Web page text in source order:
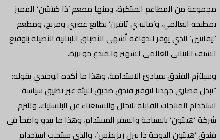
مجموعة من المطاعم المبتكرة، ومنها مطعم ’ذا كيتشن‘ المميز
بمطبخه العالمي، و’مالبيري تافرن‘ بطابع عصري ومريح، ومطعم
’ليفانتين‘ الذي يوفر للذواقة أشهى الأطباق اللبنانية الأصيلة بتوقيع
الشيف اللبناني العالمي الشهير والمبدع جو برزة.
وسيلتزم الفندق بمبادئ الاستدامة، وهذا ما أكده الوحيدي بقوله:
“نبذل قصارى جهدنا لتوفير فندق صديق للبيئة عبر تطبيق سياسة
استخدام المنتجات القابلة للتحلل والاستغناء عن البلاستيك. وتلتزم
شركة ‘هيلتون‘ بالسياحة والسفر المستدام، وهذا ما يبدو واضحاً في
فندق ’هيلتون الدوحة ذا بيرل ريزيدنس‘، والذي سيتجنب استخدام